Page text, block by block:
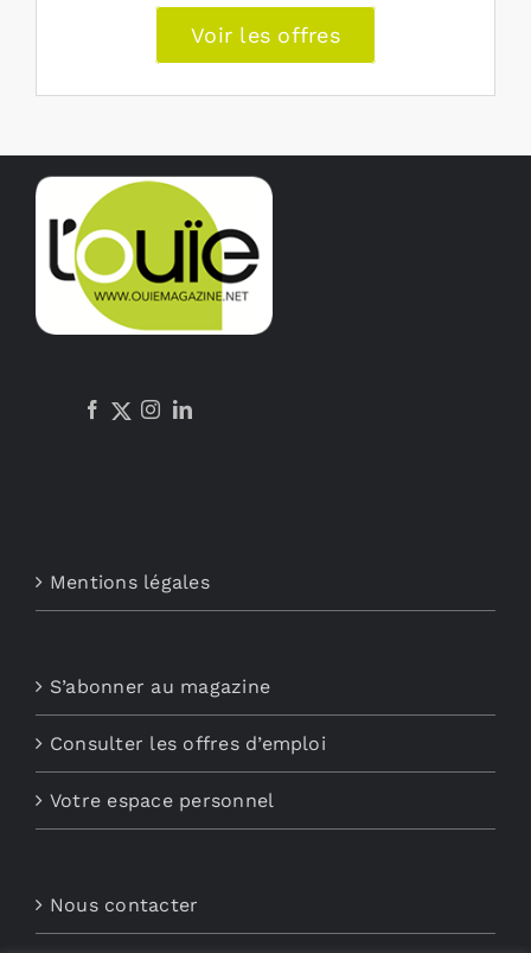
Voir les offres
Mentions légales
S’abonner au magazine
Consulter les offres d’emploi
Votre espace personnel
Nous contacter